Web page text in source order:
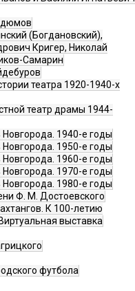
(Богдановский),
Кригер, Николай
Самарин
театра 1920-1940-х
театр драмы 1944-
1940-е годы
1950-е годы
1960-е годы
1970-е годы
1980-е годы
Ф. М. Достоевского
К 100-летию
выставка
футбола